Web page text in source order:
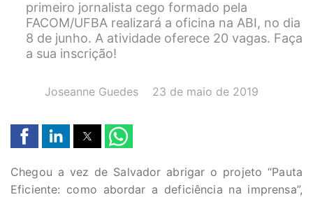
primeiro jornalista cego formado pela
FACOM/UFBA realizará a oficina na ABI, no dia
8 de junho. A atividade oferece 20 vagas. Faça
a sua inscrição!
AUTOR(A):
Joseanne Guedes DATA:
23 de maio de 2019
Chegou a vez de Salvador abrigar o projeto “Pauta
Eficiente: como abordar a deficiência na imprensa”,